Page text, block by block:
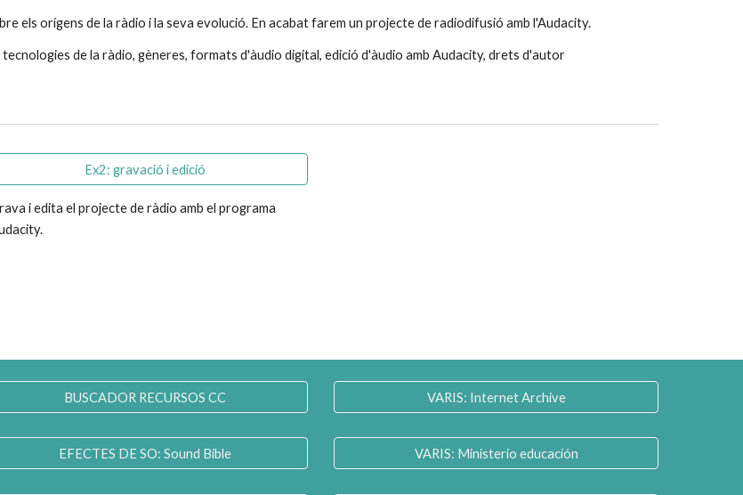
els orígens de la ràdio i la seva evolució. En acabat farem un projecte de radiodifusió amb l'Audacity.
de la ràdio, gèneres, formats d'àudio digital, edició d'àudio amb Audacity, drets d'autor
Ex2: gravació i edició
i edita el projecte de ràdio amb el programa
BUSCADOR RECURSOS CC
EFECTES DE SO: Sound Bible
VARIS: Internet Archive
VARIS: Ministerio educación